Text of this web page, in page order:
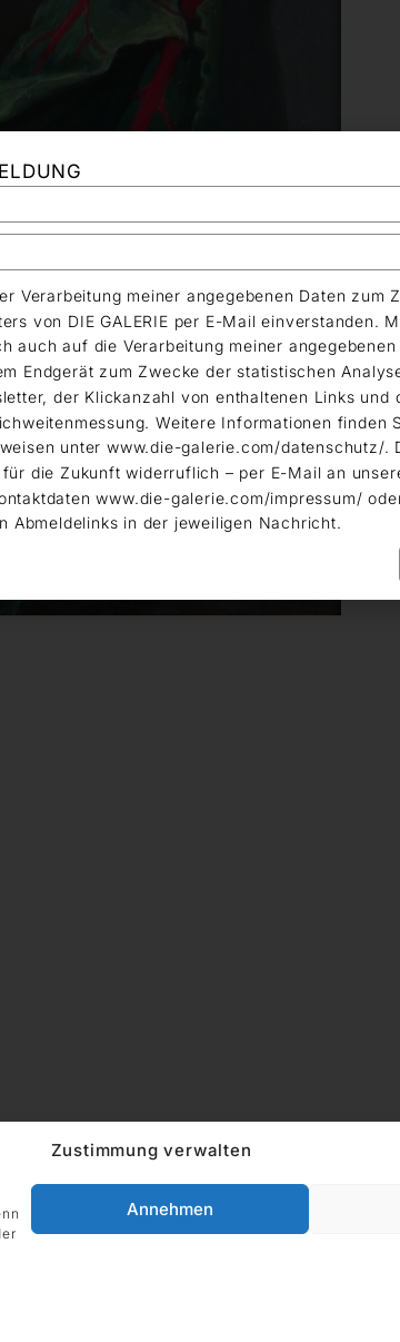
Zustimmung verwalten
Annehmen
Verarbeitung meiner angegebenen Daten zum
von DIE GALERIE per E-Mail einverstanden.
auch auf die Verarbeitung meiner angegebenen
Endgerät zum Zwecke der statistischen
der Klickanzahl von enthaltenen Links und
Weitere Informationen finden
unter www.die-galerie.com/datenschutz/.
die Zukunft widerruflich – per E-Mail an
www.die-galerie.com/impressum/
Abmeldelinks in der jeweiligen Nachricht.